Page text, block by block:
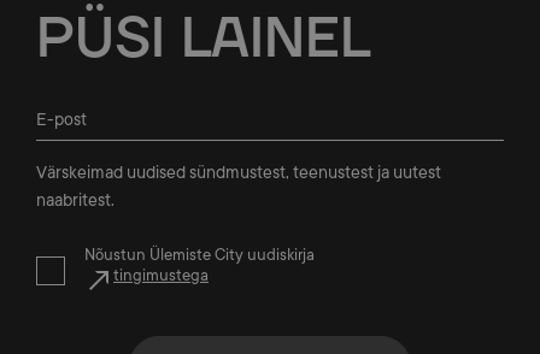
PÜSI LAINEL
Värskeimad uudised sündmustest, teenustest ja uutest
naabritest.
Nõustun Ülemiste City uudiskirja
tingimustega